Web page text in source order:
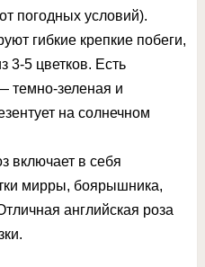
погодных условий).
гибкие крепкие побеги,
3-5 цветков. Есть
темно-зеленая и
на солнечном
включает в себя
мирры, боярышника,
английская роза